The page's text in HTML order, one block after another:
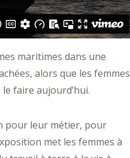
maritimes dans une
alors que les femmes
faire aujourd’hui.
pour leur métier, pour
met les femmes à